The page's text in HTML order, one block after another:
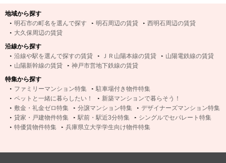
地域から探す
明石市の町名を選んで探す
明石周辺の賃貸
西明石周辺の賃貸
大久保周辺の賃貸
沿線から探す
沿線や駅を選んで探すの賃貸
ＪＲ山陽本線の賃貸
山陽電鉄線の賃貸
山陽新幹線の賃貸
神戸市営地下鉄線の賃貸
特集から探す
ファミリーマンション特集
駐車場付き物件特集
ペットと一緒に暮らしたい！
新築マンションで暮らそう！
敷金・礼金ゼロ特集
分譲マンション特集
デザイナーズマンション特集
貸家・戸建物件特集
駅前・駅近3分特集
シングルでセパレート特集
特優賃物件特集
兵庫県立大学学生向け物件特集